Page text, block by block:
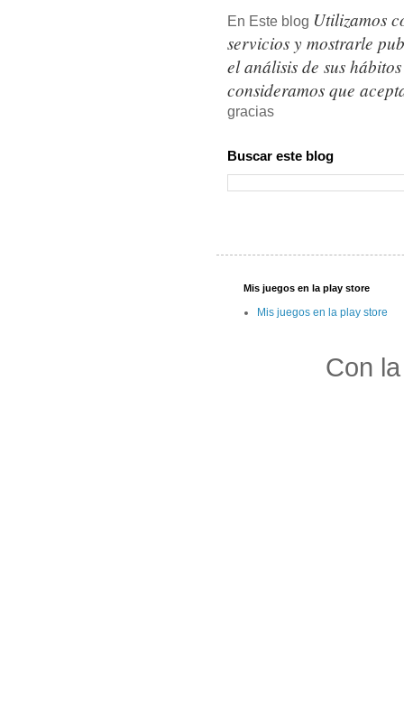
En Este blog Utilizamos
servicios y mostrarle
el análisis de sus
consideramos que
gracias
Buscar este blog
Mis juegos en la play store
Mis juegos en la play store
Con